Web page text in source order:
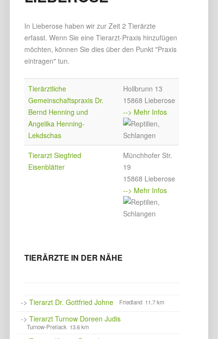
In Lieberose haben wir zur Zeit 2 Tierärzte
erfasst. Wenn Sie eine Tierarzt-Praxis hinzufügen
möchten, können Sie dies über den Punkt "Praxis
eintragen" tun.
Tierärztliche
Gemeinschaftspraxis Dr.
Bernd Henning und
Angelika Henning-
Lekdschas
Hollbrunn 13
15868 Lieberose
--> Mehr Infos
Tierarzt Siegfried
Eisenblätter
Münchhofer Str.
19
15868 Lieberose
--> Mehr Infos
TIERÄRZTE IN DER NÄHE
-> Tierarzt Dr. Gottfried Johne Friedland 11.7 km
-> Tierarzt Turnow Doreen Judis
Turnow-Preilack 13.6 km